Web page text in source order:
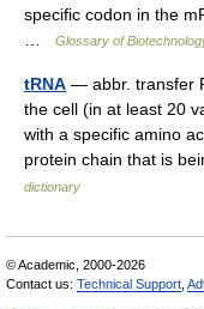
specific codon in the
Glossary of
tRNA — abbr. transfer
the cell (in at least 20
with a specific amino
protein chain that is
dictionary
© Academic, 2000-2026
Contact us: Technical Support